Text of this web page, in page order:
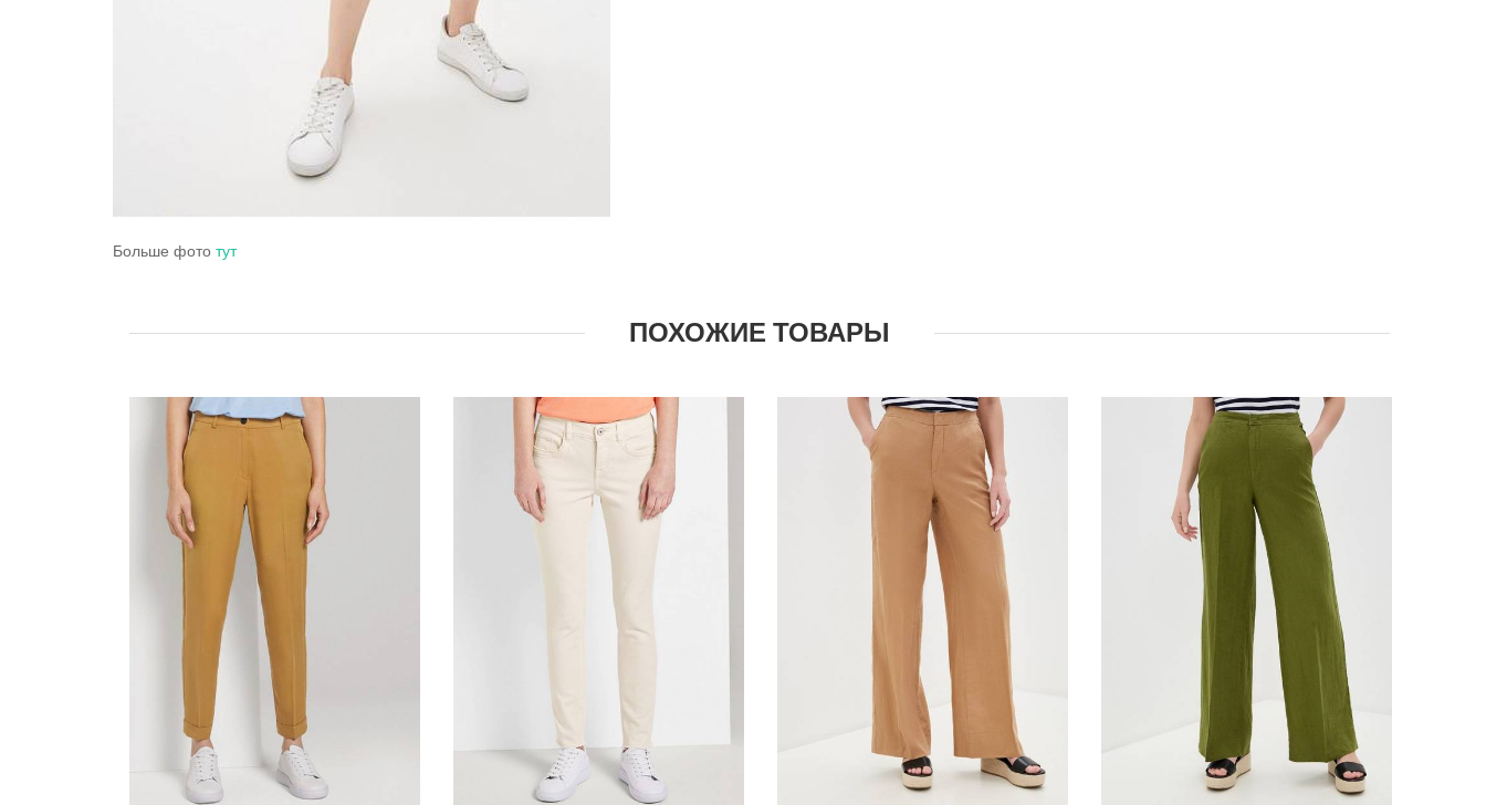
Больше фото тут
ПОХОЖИЕ ТОВАРЫ